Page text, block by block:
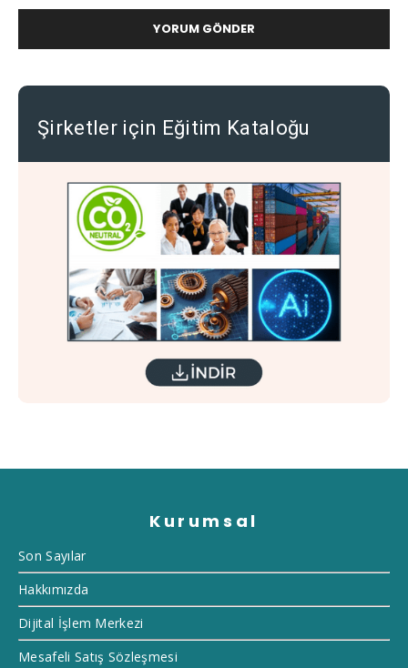
Şirketler için Eğitim Kataloğu
Kurumsal
Son Sayılar
Hakkımızda
Dijital İşlem Merkezi
Mesafeli Satış Sözleşmesi